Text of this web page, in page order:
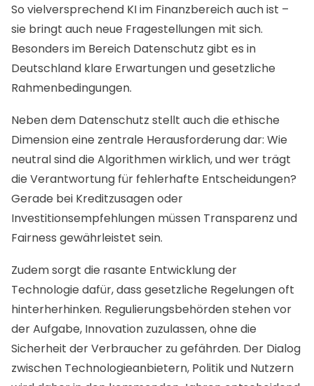
So vielversprechend KI im Finanzbereich auch ist –
sie bringt auch neue Fragestellungen mit sich.
Besonders im Bereich Datenschutz gibt es in
Deutschland klare Erwartungen und gesetzliche
Rahmenbedingungen.
Neben dem Datenschutz stellt auch die ethische
Dimension eine zentrale Herausforderung dar: Wie
neutral sind die Algorithmen wirklich, und wer trägt
die Verantwortung für fehlerhafte Entscheidungen?
Gerade bei Kreditzusagen oder
Investitionsempfehlungen müssen Transparenz und
Fairness gewährleistet sein.
Zudem sorgt die rasante Entwicklung der
Technologie dafür, dass gesetzliche Regelungen oft
hinterherhinken. Regulierungsbehörden stehen vor
der Aufgabe, Innovation zuzulassen, ohne die
Sicherheit der Verbraucher zu gefährden. Der Dialog
zwischen Technologieanbietern, Politik und Nutzern